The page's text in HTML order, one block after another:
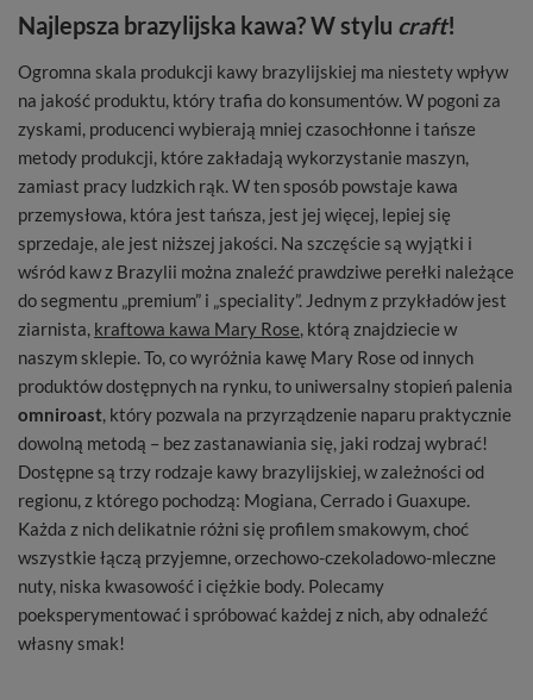
Najlepsza brazylijska kawa? W stylu craft!
Ogromna skala produkcji kawy brazylijskiej ma niestety wpływ
na jakość produktu, który trafia do konsumentów. W pogoni za
zyskami, producenci wybierają mniej czasochłonne i tańsze
metody produkcji, które zakładają wykorzystanie maszyn,
zamiast pracy ludzkich rąk. W ten sposób powstaje kawa
przemysłowa, która jest tańsza, jest jej więcej, lepiej się
sprzedaje, ale jest niższej jakości. Na szczęście są wyjątki i
wśród kaw z Brazylii można znaleźć prawdziwe perełki należące
do segmentu „premium” i „speciality”. Jednym z przykładów jest
ziarnista, kraftowa kawa Mary Rose, którą znajdziecie w
naszym sklepie. To, co wyróżnia kawę Mary Rose od innych
produktów dostępnych na rynku, to uniwersalny stopień palenia
omniroast, który pozwala na przyrządzenie naparu praktycznie
dowolną metodą – bez zastanawiania się, jaki rodzaj wybrać!
Dostępne są trzy rodzaje kawy brazylijskiej, w zależności od
regionu, z którego pochodzą: Mogiana, Cerrado i Guaxupe.
Każda z nich delikatnie różni się profilem smakowym, choć
wszystkie łączą przyjemne, orzechowo-czekoladowo-mleczne
nuty, niska kwasowość i ciężkie body. Polecamy
poeksperymentować i spróbować każdej z nich, aby odnaleźć
własny smak!